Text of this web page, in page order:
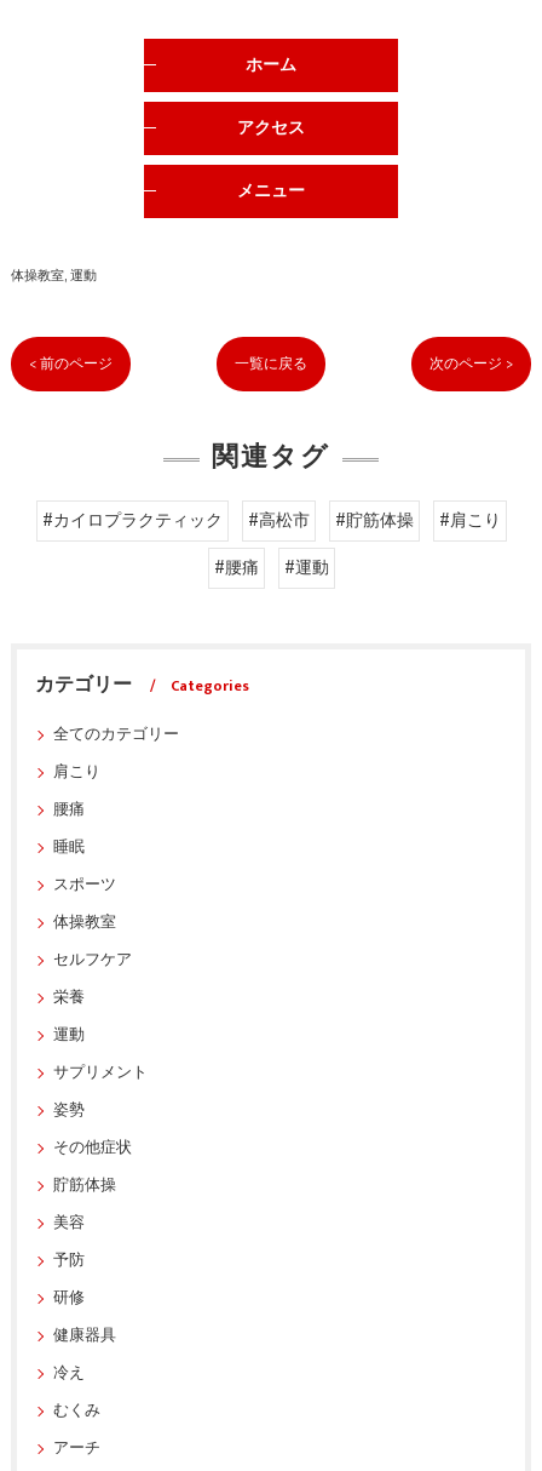
ホーム
アクセス
メニュー
体操教室 運動
< 前のページ 一覧に戻る 次のページ >
関連タグ
#カイロプラクティック #高松市 #貯筋体操
#肩こり
#腰痛
#運動
カテゴリー
Categories
全てのカテゴリー
肩こり
腰痛
睡眠
スポーツ
体操教室
セルフケア
栄養
運動
サプリメント
姿勢
その他症状
貯筋体操
美容
予防
研修
健康器具
冷え
むくみ
アーチ